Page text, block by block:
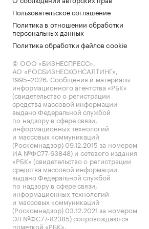
Пользовательское соглашение
Политика в отношении обработки
персональных данных
Политика обработки файлов cookie
© ООО «БИЗНЕСПРЕСС»,
АО «РОСБИЗНЕСКОНСАЛТИНГ»,
1995–2026. Сообщения и материалы
информационного агентства «РБК»
(свидетельство о регистрации
средства массовой информации
выдано Федеральной службой
по надзору в сфере связи,
информационных технологий
и массовых коммуникаций
(Роскомнадзор) 09.12.2015 за номером
ИА №ФС77-63848) и сетевого издания
«РБК» (свидетельство о регистрации
средства массовой информации
выдано Федеральной службой
по надзору в сфере связи,
информационных технологий
и массовых коммуникаций
(Роскомнадзор) 03.12.2021 за номером
ЭЛ №ФС77-82385) сопровождаются
пометкой «РБК».